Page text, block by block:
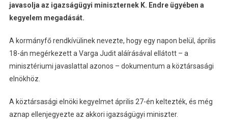
javasolja az igazságügyi miniszternek K. Endre ügyében a
kegyelem megadását.
A kormányfő rendkívülinek nevezte, hogy egy napon belül, április
18-án megérkezett a Varga Judit aláírásával ellátott – a
minisztériumi javaslattal azonos – dokumentum a köztársasági
elnökhöz.
A köztársasági elnöki kegyelmet április 27-én keltezték, és még
aznap ellenjegyezte az akkori igazságügyi miniszter.